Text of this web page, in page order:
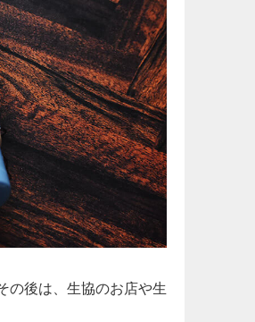
の後は、生協のお店や生